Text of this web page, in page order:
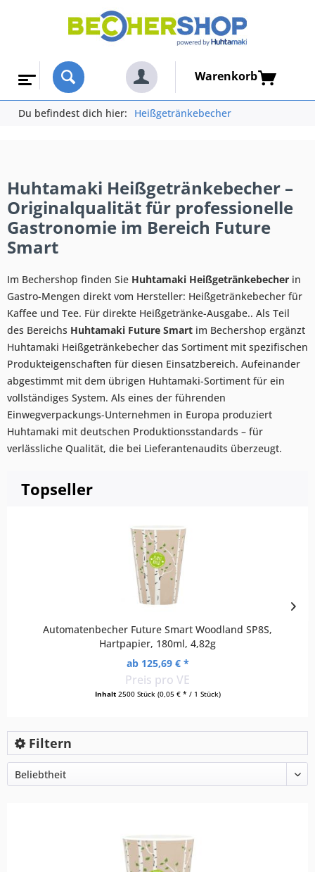
Warenkorb
Du befindest dich hier: Heißgetränkebecher
Huhtamaki Heißgetränkebecher –
Originalqualität für professionelle
Gastronomie im Bereich Future
Smart
Im Bechershop finden Sie Huhtamaki Heißgetränkebecher in
Gastro-Mengen direkt vom Hersteller: Heißgetränkebecher für
Kaffee und Tee. Für direkte Heißgetränke-Ausgabe.. Als Teil
des Bereichs Huhtamaki Future Smart im Bechershop ergänzt
Huhtamaki Heißgetränkebecher das Sortiment mit spezifischen
Produkteigenschaften für diesen Einsatzbereich. Aufeinander
abgestimmt mit dem übrigen Huhtamaki-Sortiment für ein
vollständiges System. Als eines der führenden
Einwegverpackungs-Unternehmen in Europa produziert
Huhtamaki mit deutschen Produktionsstandards – für
verlässliche Qualität, die bei Lieferantenaudits überzeugt.
Topseller
Automatenbecher Future Smart Woodland SP8S,
Hartpapier, 180ml, 4,82g
ab 125,69 € *
Preis pro VE
Inhalt 2500 Stück (0,05 € * / 1 Stück)
Filtern